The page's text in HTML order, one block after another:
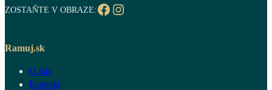
ZOSTAŇTE V OBRAZE:Facebook Instagram
Ramuj.sk
O nás
Kontakt